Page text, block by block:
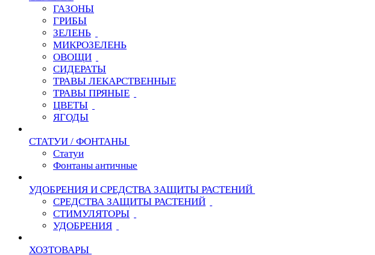
ГАЗОНЫ
ГРИБЫ
ЗЕЛЕНЬ
МИКРОЗЕЛЕНЬ
ОВОЩИ
СИДЕРАТЫ
ТРАВЫ ЛЕКАРСТВЕННЫЕ
ТРАВЫ ПРЯНЫЕ
ЦВЕТЫ
ЯГОДЫ
СТАТУИ / ФОНТАНЫ
Статуи
Фонтаны античные
УДОБРЕНИЯ И СРЕДСТВА ЗАЩИТЫ РАСТЕНИЙ
СРЕДСТВА ЗАЩИТЫ РАСТЕНИЙ
СТИМУЛЯТОРЫ
УДОБРЕНИЯ
ХОЗТОВАРЫ